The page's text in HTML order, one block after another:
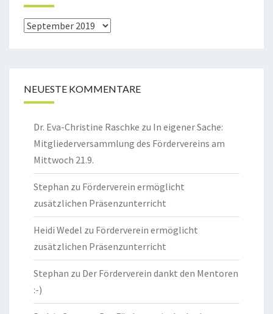
Archiv
NEUESTE KOMMENTARE
Dr. Eva-Christine Raschke zu In eigener Sache:
Mitgliederversammlung des Fördervereins am
Mittwoch 21.9.
Stephan zu Förderverein ermöglicht
zusätzlichen Präsenzunterricht
Heidi Wedel zu Förderverein ermöglicht
zusätzlichen Präsenzunterricht
Stephan zu Der Förderverein dankt den Mentoren
:-)